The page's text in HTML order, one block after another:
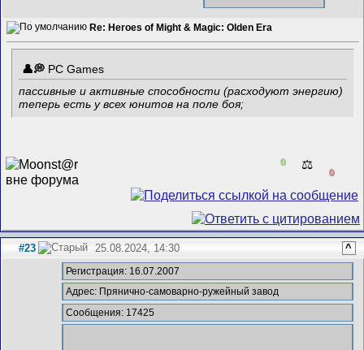
Re: Heroes of Might & Magic: Olden Era
PC Games
пассивные и активные способности (расходуют энергию)
теперь есть у всех юнитов на поле боя;
0 ⚖️
0
#23 25.08.2024, 14:30 ^
Регистрация: 16.07.2007
Адрес: Прянично-самоварно-ружейный завод
Сообщения: 17425